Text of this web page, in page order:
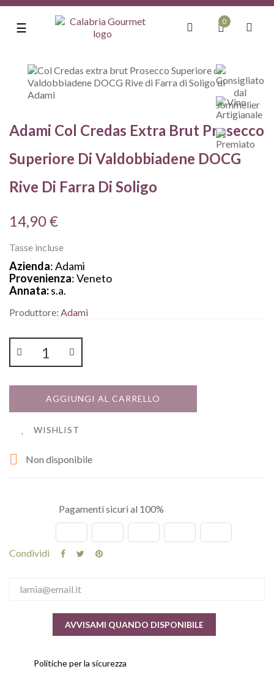
navigazione
☰ 0
Adami Col Credas Extra Brut Prosecco
Superiore Di Valdobbiadene DOCG
Rive Di Farra Di Soligo
14,90 €
Tasse incluse
Azienda: Adami
Provenienza: Veneto
Annata:s.a.
Produttore: Adami
AGGIUNGI AL CARRELLO
WISHLIST
 Non disponibile
Pagamenti sicuri al 100%
Condividi
AVVISAMI QUANDO DISPONIBILE
Politiche per la sicurezza